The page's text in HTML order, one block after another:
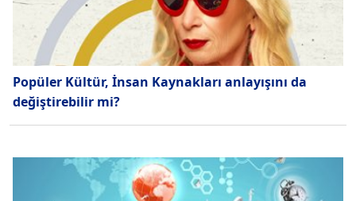
Popüler Kültür, İnsan Kaynakları anlayışını da
değiştirebilir mi?